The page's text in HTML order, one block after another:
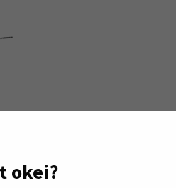
okei?jne., mikä sinänsä